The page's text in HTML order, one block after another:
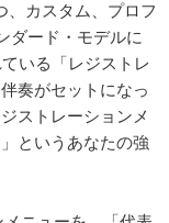
、カスタム、プロフ
ダード・モデルに
いる「レジストレ
奏がセットになっ
ストレーションメ
というあなたの強